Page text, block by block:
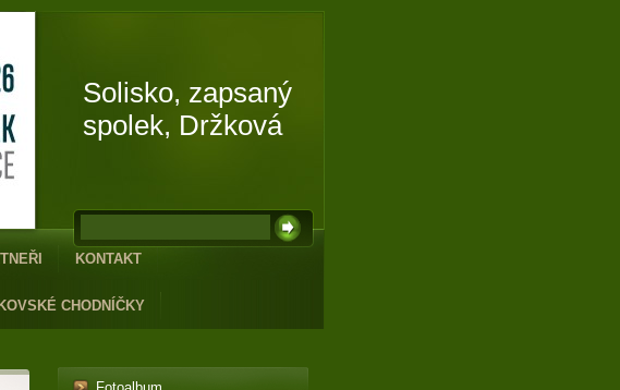
Solisko, zapsaný
spolek, Držková
KONTAKT
CHODNÍČKY